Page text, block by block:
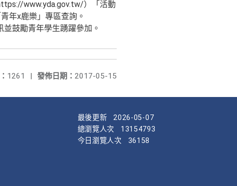
www.yda.gov.tw/）「活動
年x鹿樂」專區查詢。
鼓勵青年學生踴躍參加。
發佈日期： 2017-05-15
1261 |
最後更新
2026-05-07
總瀏覽人次
13154793
今日瀏覽人次
36158